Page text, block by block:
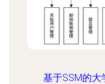
基于SSM的